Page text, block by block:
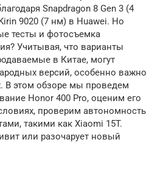
Snapdragon 8 Gen 3 (4
9020 (7 нм) в Huawei. Но
тесты и фотосъемка
Учитывая, что варианты
в Китае, могут
версий, особенно важно
В этом обзоре мы проведем
Honor 400 Pro, оценим его
проверим автономность
такими как Xiaomi 15T.
или разочарует новый